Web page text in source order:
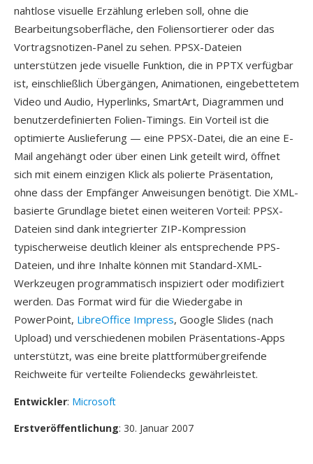
nahtlose visuelle Erzählung erleben soll, ohne die
Bearbeitungsoberfläche, den Foliensortierer oder das
Vortragsnotizen-Panel zu sehen. PPSX-Dateien
unterstützen jede visuelle Funktion, die in PPTX verfügbar
ist, einschließlich Übergängen, Animationen, eingebettetem
Video und Audio, Hyperlinks, SmartArt, Diagrammen und
benutzerdefinierten Folien-Timings. Ein Vorteil ist die
optimierte Auslieferung — eine PPSX-Datei, die an eine E-
Mail angehängt oder über einen Link geteilt wird, öffnet
sich mit einem einzigen Klick als polierte Präsentation,
ohne dass der Empfänger Anweisungen benötigt. Die XML-
basierte Grundlage bietet einen weiteren Vorteil: PPSX-
Dateien sind dank integrierter ZIP-Kompression
typischerweise deutlich kleiner als entsprechende PPS-
Dateien, und ihre Inhalte können mit Standard-XML-
Werkzeugen programmatisch inspiziert oder modifiziert
werden. Das Format wird für die Wiedergabe in
PowerPoint, LibreOffice Impress, Google Slides (nach
Upload) und verschiedenen mobilen Präsentations-Apps
unterstützt, was eine breite plattformübergreifende
Reichweite für verteilte Foliendecks gewährleistet.
Entwickler: Microsoft
Erstveröffentlichung: 30. Januar 2007